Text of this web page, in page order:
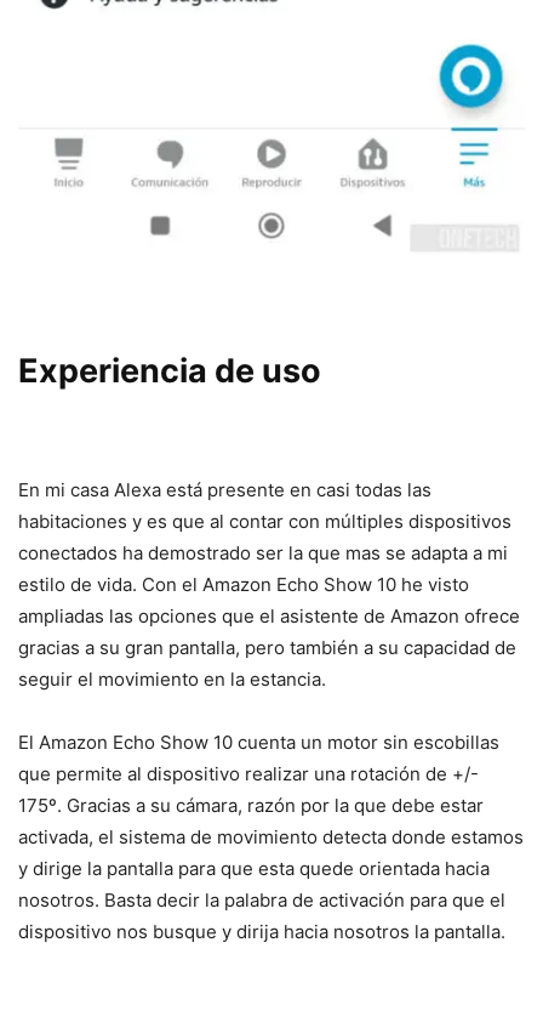
Experiencia de uso
En mi casa Alexa está presente en casi todas las
habitaciones y es que al contar con múltiples dispositivos
conectados ha demostrado ser la que mas se adapta a mi
estilo de vida. Con el Amazon Echo Show 10 he visto
ampliadas las opciones que el asistente de Amazon ofrece
gracias a su gran pantalla, pero también a su capacidad de
seguir el movimiento en la estancia.
El Amazon Echo Show 10 cuenta un motor sin escobillas
que permite al dispositivo realizar una rotación de +/-
175º. Gracias a su cámara, razón por la que debe estar
activada, el sistema de movimiento detecta donde estamos
y dirige la pantalla para que esta quede orientada hacia
nosotros. Basta decir la palabra de activación para que el
dispositivo nos busque y dirija hacia nosotros la pantalla.